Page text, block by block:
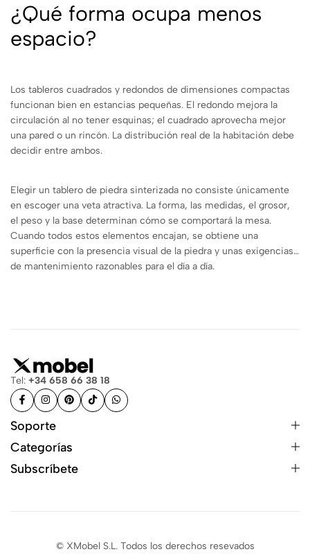
¿Qué forma ocupa menos
espacio?
Los tableros cuadrados y redondos de dimensiones compactas
funcionan bien en estancias pequeñas. El redondo mejora la
circulación al no tener esquinas; el cuadrado aprovecha mejor
una pared o un rincón. La distribución real de la habitación debe
decidir entre ambos.
Elegir un tablero de piedra sinterizada no consiste únicamente
en escoger una veta atractiva. La forma, las medidas, el grosor,
el peso y la base determinan cómo se comportará la mesa.
Cuando todos estos elementos encajan, se obtiene una
superficie con la presencia visual de la piedra y unas exigencias
de mantenimiento razonables para el día a día.
Tel: +34 658 66 38 18
Soporte
Categorías
Subscríbete
© XMobel S.L. Todos los derechos resevados